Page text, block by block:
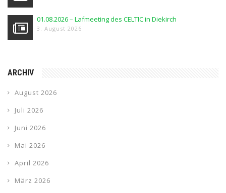
01.08.2026 – Lafmeeting des CELTIC in Diekirch
3. August 2026
ARCHIV
August 2026
Juli 2026
Juni 2026
Mai 2026
April 2026
März 2026